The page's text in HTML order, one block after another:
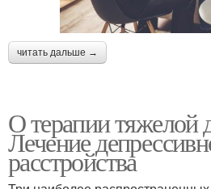
читать дальше →
О терапии тяжелой
Лечение
расстройства